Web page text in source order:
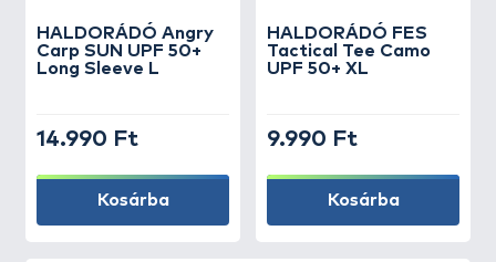
HALDORÁDÓ Angry
Carp SUN UPF 50+
Long Sleeve L
14.990 Ft
Kosárba
HALDORÁDÓ FES
Tactical Tee Camo
UPF 50+ XL
9.990 Ft
Kosárba